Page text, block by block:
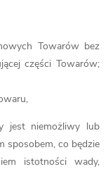
Towarów bez
części Towarów;
jest niemożliwy lub
sposobem, co będzie
istotności wady,